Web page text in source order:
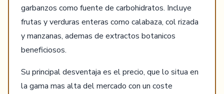
garbanzos como fuente de carbohidratos. Incluye
frutas y verduras enteras como calabaza, col rizada
y manzanas, ademas de extractos botanicos
beneficiosos.
Su principal desventaja es el precio, que lo situa en
la gama mas alta del mercado con un coste